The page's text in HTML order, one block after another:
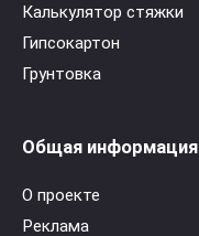
Калькулятор стяжки
Гипсокартон
Грунтовка
Общая информация
О проекте
Реклама